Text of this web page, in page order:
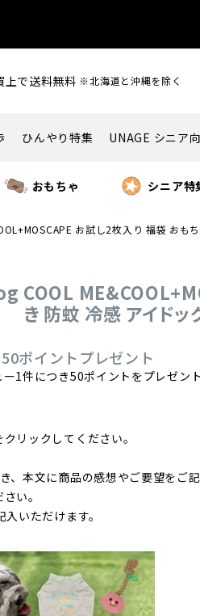
で送料無料 ※北海道と沖縄を除く
ひんやり特集 UNAGE シニア
おもちゃ シニア特
お試し2枚入り 福袋 おも
COOL
き 防蚊 冷感 アイドッ
ポイントプレゼント
1件につき50ポイントをプレゼント
リックしてください。
、本文に商品の感想やご要望をご記
い。
いただけます。